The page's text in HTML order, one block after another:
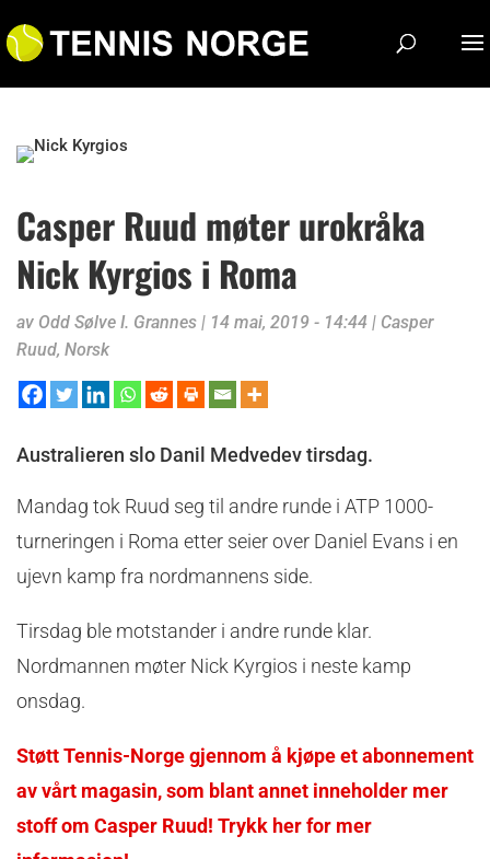
Casper Ruud møter urokråka
Nick Kyrgios i Roma
av Odd Sølve I. Grannes | 14 mai, 2019 - 14:44 | Casper
Ruud, Norsk
Australieren slo Danil Medvedev tirsdag.
Mandag tok Ruud seg til andre runde i ATP 1000-
turneringen i Roma etter seier over Daniel Evans i en
ujevn kamp fra nordmannens side.
Tirsdag ble motstander i andre runde klar.
Nordmannen møter Nick Kyrgios i neste kamp
onsdag.
Støtt Tennis-Norge gjennom å kjøpe et abonnement
av vårt magasin, som blant annet inneholder mer
stoff om Casper Ruud! Trykk her for mer